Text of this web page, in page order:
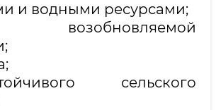
и водными ресурсами;
возобновляемой
сельского